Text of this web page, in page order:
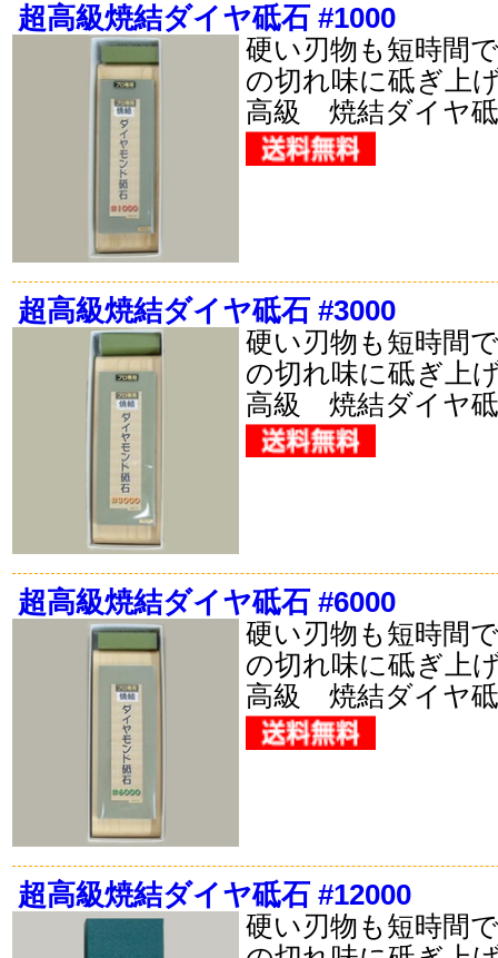
超高級焼結ダイヤ砥石 #1000
硬い刃物も短時間
の切れ味に砥ぎ上
高級 焼結ダイヤ
超高級焼結ダイヤ砥石 #3000
硬い刃物も短時間
の切れ味に砥ぎ上
高級 焼結ダイヤ
超高級焼結ダイヤ砥石 #6000
硬い刃物も短時間
の切れ味に砥ぎ上
高級 焼結ダイヤ
超高級焼結ダイヤ砥石 #12000
硬い刃物も短時間